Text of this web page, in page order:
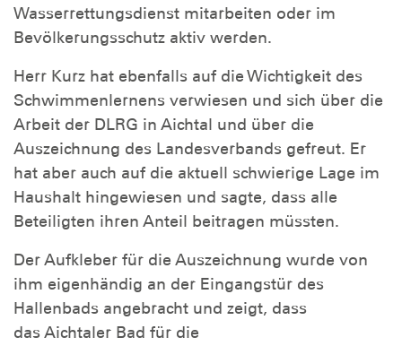
Wasserrettungsdienst mitarbeiten oder im
Bevölkerungsschutz aktiv werden.
Herr Kurz hat ebenfalls auf die Wichtigkeit des
Schwimmenlernens verwiesen und sich über die
Arbeit der DLRG in Aichtal und über die
Auszeichnung des Landesverbands gefreut. Er
hat aber auch auf die aktuell schwierige Lage im
Haushalt hingewiesen und sagte, dass alle
Beteiligten ihren Anteil beitragen müssten.
Der Aufkleber für die Auszeichnung wurde von
ihm eigenhändig an der Eingangstür des
Hallenbads angebracht und zeigt, dass
das Aichtaler Bad für die